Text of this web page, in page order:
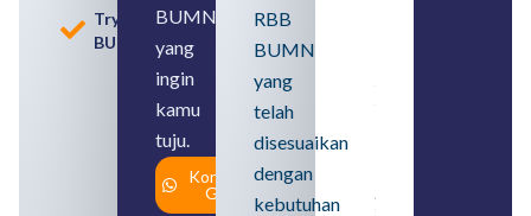
Tryout
BUMN
BUMN
yang
ingin
kamu
tuju.
Konsultasi
Gratis
RBB
BUMN
yang
telah
disesuaikan
dengan
kebutuhan
SMA
Syarat,
August 5,